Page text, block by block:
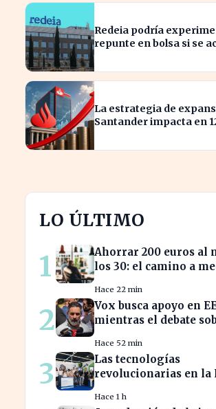
Redeia podría
repunte en bolsa si se
La estrategia de
Santander impacta en
LO ÚLTIMO
1
Ahorrar 200 euros al
los 30: el camino a
Hace 22 min
2
Vox busca apoyo en
mientras el debate
intensifica
Hace 52 min
3
Las tecnologías
revolucionarias en la
empresarial en
Hace 1 h